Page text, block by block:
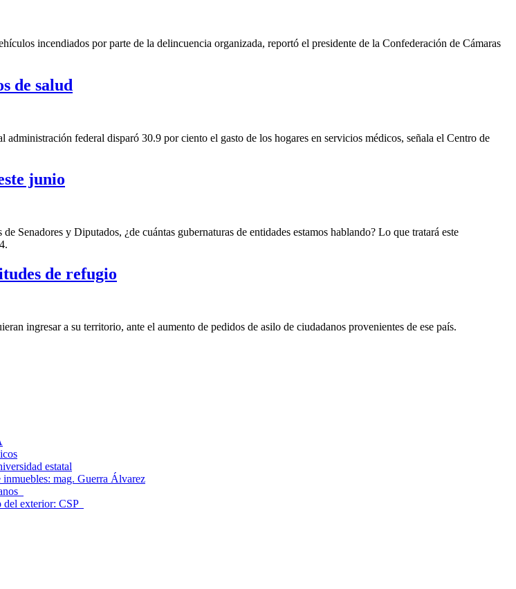
incendiados por parte de la delincuencia organizada, reportó el presidente de la Confederación de Cámaras
de salud
federal disparó 30.9 por ciento el gasto de los hogares en servicios médicos, señala el Centro de
junio
Senadores y Diputados, ¿de cuántas gubernaturas de entidades estamos hablando? Lo que tratará este
de refugio
ingresar a su territorio, ante el aumento de pedidos de asilo de ciudadanos provenientes de ese país.
estatal
mag. Guerra Álvarez
del exterior: CSP